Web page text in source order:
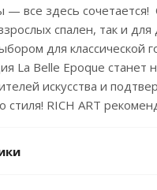
— все здесь
спален, так и для
для классической
La Belle Epoque станет
искусства и
стиля! RICH ART